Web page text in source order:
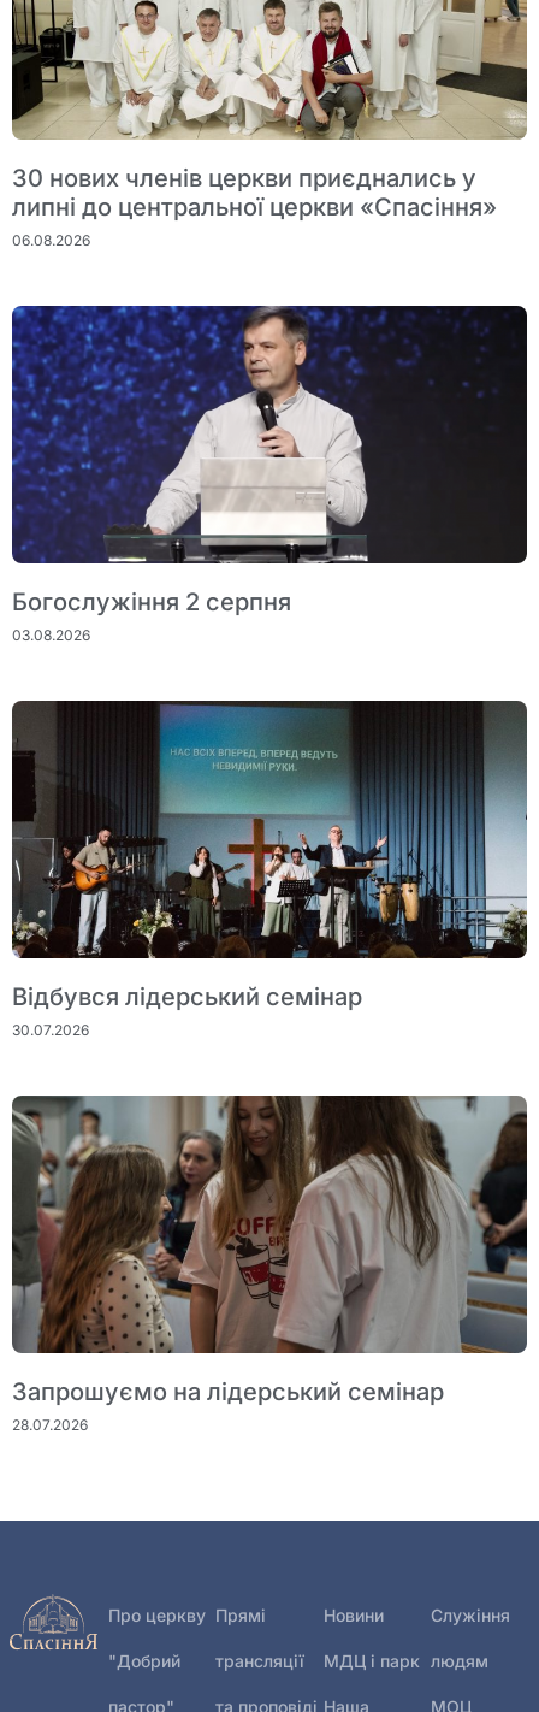
30 нових членів церкви приєднались у
липні до центральної церкви «Спасіння»
06.08.2026
Богослужіння 2 серпня
03.08.2026
Відбувся лідерський семінар
30.07.2026
Запрошуємо на лідерський семінар
28.07.2026
Про церкву
"Добрий
пастор"
Прямі
трансляції
та проповіді
Новини
МДЦ і парк
Наша
Служіння
людям
МОЦ